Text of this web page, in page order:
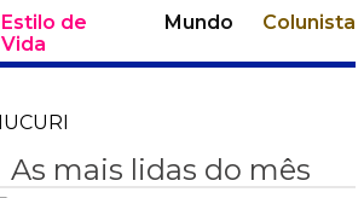
Estilo de
Vida
Mundo Colunista
As mais lidas do mês